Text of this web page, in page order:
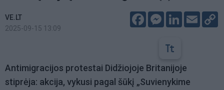
VE.LT
2025-09-15 13:09
FacebookMessenger
LinkedIn
Email
Antimigracijos protestai Didžiojoje Britanijoje
stiprėja: akcija, vykusi pagal šūkį „Suvienykime